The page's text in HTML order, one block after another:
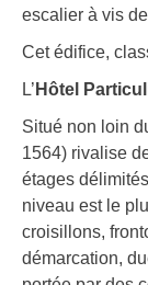
escalier à vis
Cet édifice,
L’ Hôtel
Situé non loin
1564) rivalise
étages
niveau est le
croisillons,
démarcation,